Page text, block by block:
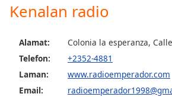
subtitles
settings,
subtitles
settings
dialog
subtitles
Kenalan radio
Alamat:
Colonia la esperanza,
Telefon:
+2352-4881
Laman:
www.radioemperador.com
Email: